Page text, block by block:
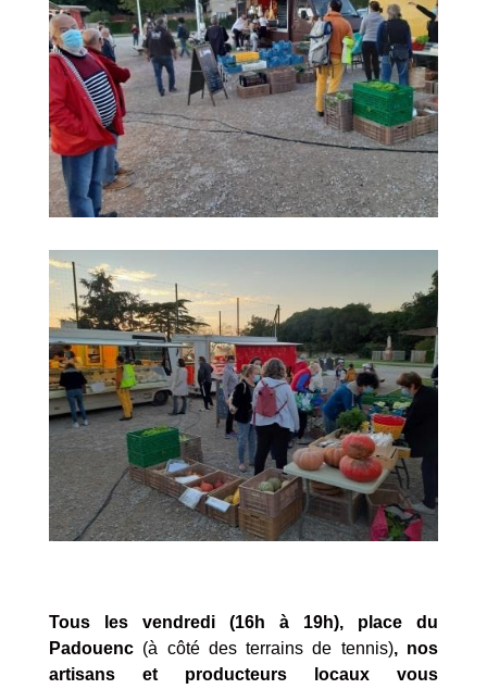
Tous les vendredi (16h à 19h), place du
Padouenc (à côté des terrains de tennis), nos
artisans et producteurs locaux vous